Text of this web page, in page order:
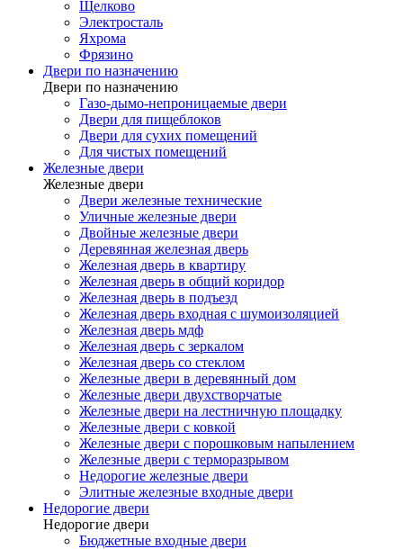
Щелково
Электросталь
Яхрома
Фрязино
Двери по назначению
Двери по назначению
Газо-дымо-непроницаемые двери
Двери для пищеблоков
Двери для сухих помещений
Для чистых помещений
Железные двери
Железные двери
Двери железные технические
Уличные железные двери
Двойные железные двери
Деревянная железная дверь
Железная дверь в квартиру
Железная дверь в общий коридор
Железная дверь в подъезд
Железная дверь входная с шумоизоляцией
Железная дверь мдф
Железная дверь с зеркалом
Железная дверь со стеклом
Железные двери в деревянный дом
Железные двери двухстворчатые
Железные двери на лестничную площадку
Железные двери с ковкой
Железные двери с порошковым напылением
Железные двери с терморазрывом
Недорогие железные двери
Элитные железные входные двери
Недорогие двери
Недорогие двери
Бюджетные входные двери